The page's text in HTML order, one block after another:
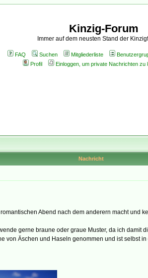
Kinzig-Forum
Immer auf dem neusten Stand der
FAQ Suchen Mitgliederliste
Profil
Einloggen, um private Nachrichten zu
Nachricht
Abend nach dem anderern macht und
gerne braune oder graue Muster, da ich
von Äschen und Haseln genommen und ist selbst